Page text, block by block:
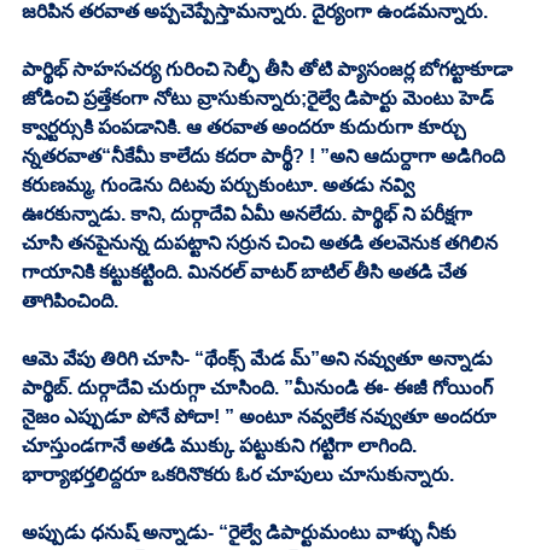
జరిపిన తరవాత అప్పచెప్పేస్తామన్నారు. దైర్యంగా ఉండమన్నారు.
పార్థిభ్ సాహసచర్య గురించి సెల్ఫీ తీసి తోటి ప్యాసంజర్ల బోగట్టాకూడా
జోడించి ప్రత్తేకంగా నోటు వ్రాసుకున్నారు;రైల్వే డిపార్టు మెంటు హెడ్
క్వార్టర్సుకి పంపడానికి. ఆ తరవాత అందరూ కుదురుగా కూర్చు
న్నతరవాత“నీకేమీ కాలేదు కదరా పార్థీ? ! ”అని ఆదుర్దాగా అడిగింది
కరుణమ్మ, గుండెను దిటవు పర్చుకుంటూ. అతడు నవ్వి
ఊరకున్నాడు. కాని, దుర్గాదేవి ఏమీ అనలేదు. పార్థిభ్ ని పరీక్షగా
చూసి తనపైనున్న దుపట్టాని సర్రున చించి అతడి తలవెనుక తగిలిన
గాయానికి కట్టుకట్టింది. మినరల్ వాటర్ బాటిల్ తీసి అతడి చేత
తాగిపించింది.
ఆమె వేపు తిరిగి చూసి- “థేంక్స్ మేడ మ్”అని నవ్వుతూ అన్నాడు
పార్థిబ్. దుర్గాదేవి చురుగ్గా చూసింది. ”మీనుండి ఈ- ఈజీ గోయింగ్
నైజం ఎప్పుడూ పోనే పోదా! ” అంటూ నవ్వలేక నవ్వుతూ అందరూ
చూస్తుండగానే అతడి ముక్కు పట్టుకుని గట్టిగా లాగింది.
భార్యాభర్తలిద్దరూ ఒకరినొకరు ఓర చూపులు చూసుకున్నారు.
అప్పుడు ధనుష్ అన్నాడు- “రైల్వే డిపార్టుమంటు వాళ్ళు నీకు